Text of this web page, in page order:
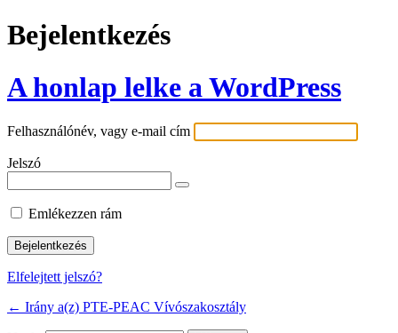
Bejelentkezés
A honlap lelke a WordPress
Felhasználónév, vagy e-mail cím
Jelszó
Emlékezzen rám
Elfelejtett jelszó?
← Irány a(z) PTE-PEAC Vívószakosztály